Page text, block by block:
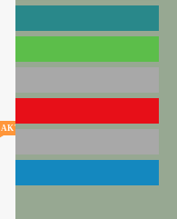
AKTUELLE STELLENANGEBOTE!!!